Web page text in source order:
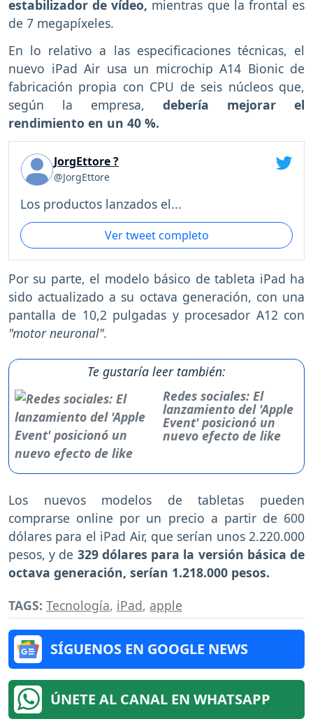
estabilizador de vídeo, mientras que la frontal es
de 7 megapíxeles.
En lo relativo a las especificaciones técnicas, el
nuevo iPad Air usa un microchip A14 Bionic de
fabricación propia con CPU de seis núcleos que,
según la empresa, debería mejorar el
rendimiento en un 40 %.
JorgEttore ?
@JorgEttore
Los productos lanzados el...
Ver tweet completo
Por su parte, el modelo básico de tableta iPad ha
sido actualizado a su octava generación, con una
pantalla de 10,2 pulgadas y procesador A12 con
"motor neuronal".
Te gustaría leer también:
Redes sociales: El
lanzamiento del 'Apple
Event' posicionó un
nuevo efecto de like
Los nuevos modelos de tabletas pueden
comprarse online por un precio a partir de 600
dólares para el iPad Air, que serían unos 2.220.000
pesos, y de 329 dólares para la versión básica de
octava generación, serían 1.218.000 pesos.
TAGS: Tecnología, iPad, apple
SÍGUENOS EN GOOGLE NEWS
ÚNETE AL CANAL EN WHATSAPP